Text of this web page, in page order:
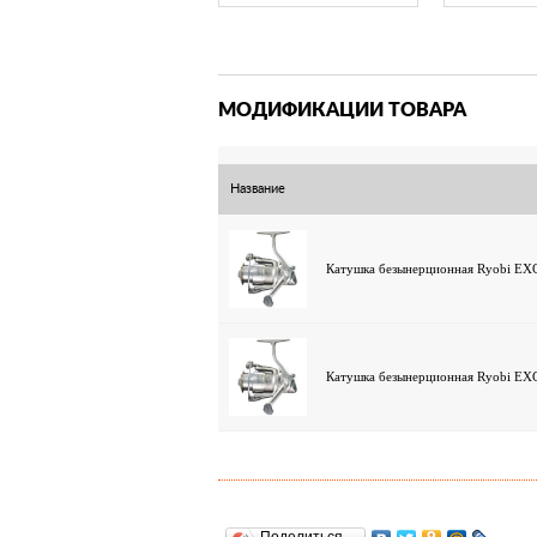
МОДИФИКАЦИИ ТОВАРА
Название
Катушка безынерционная Ryobi
Катушка безынерционная Ryobi